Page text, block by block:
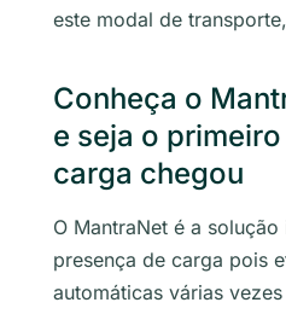
este modal de
Conheça o
e seja o
carga chegou
O MantraNet é a
presença de carga pois
automáticas várias